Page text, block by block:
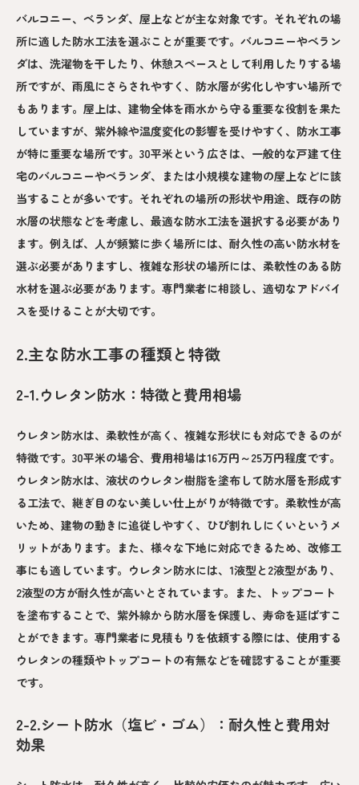
バルコニー、ベランダ、屋上などが主な対象です。それぞれの場
所に適した防水工法を選ぶことが重要です。バルコニーやベラン
ダは、洗濯物を干したり、休憩スペースとして利用したりする場
所ですが、雨風にさらされやすく、防水層が劣化しやすい場所で
もあります。屋上は、建物全体を雨水から守る重要な役割を果た
していますが、紫外線や温度変化の影響を受けやすく、防水工事
が特に重要な場所です。30平米という広さは、一般的な戸建て住
宅のバルコニーやベランダ、または小規模な建物の屋上などに該
当することが多いです。それぞれの場所の形状や用途、既存の防
水層の状態などを考慮し、最適な防水工法を選択する必要があり
ます。例えば、人が頻繁に歩く場所には、耐久性の高い防水材を
選ぶ必要がありますし、複雑な形状の場所には、柔軟性のある防
水材を選ぶ必要があります。専門業者に相談し、適切なアドバイ
スを受けることが大切です。
2.主な防水工事の種類と特徴
2-1.ウレタン防水：特徴と費用相場
ウレタン防水は、柔軟性が高く、複雑な形状にも対応できるのが
特徴です。30平米の場合、費用相場は16万円～25万円程度です。
ウレタン防水は、液状のウレタン樹脂を塗布して防水層を形成す
る工法で、継ぎ目のない美しい仕上がりが特徴です。柔軟性が高
いため、建物の動きに追従しやすく、ひび割れしにくいというメ
リットがあります。また、様々な下地に対応できるため、改修工
事にも適しています。ウレタン防水には、1液型と2液型があり、
2液型の方が耐久性が高いとされています。また、トップコート
を塗布することで、紫外線から防水層を保護し、寿命を延ばすこ
とができます。専門業者に見積もりを依頼する際には、使用する
ウレタンの種類やトップコートの有無などを確認することが重要
です。
2-2.シート防水（塩ビ・ゴム）：耐久性と費用対
効果